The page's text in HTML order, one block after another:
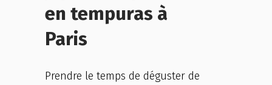
en tempuras à
Paris
Prendre le temps de déguster de